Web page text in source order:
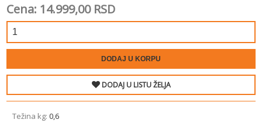
Cena: 14.999,00 RSD
DODAJ U KORPU
DODAJ U LISTU ŽELJA
Težina ­kg:0,6